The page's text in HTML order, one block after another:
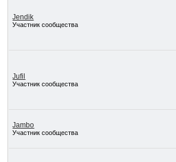
Jendik
Участник сообщества
Jufil
Участник сообщества
Jambo
Участник сообщества